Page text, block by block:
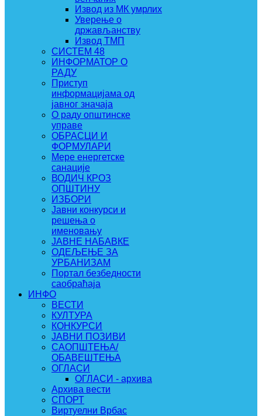
Извод из МК умрлих
Уверење о
држављанству
Извод ТМП
СИСТЕМ 48
ИНФОРМАТОР О
РАДУ
Приступ
информацијама од
јавног значаја
О раду општинске
управе
ОБРАСЦИ И
ФОРМУЛАРИ
Мере енергетске
санације
ВОДИЧ КРОЗ
ОПШТИНУ
ИЗБОРИ
Јавни конкурси и
решења о
именовању
ЈАВНЕ НАБАВКЕ
ОДЕЉЕЊЕ ЗА
УРБАНИЗАМ
Портал безбедности
саобраћаја
ИНФО
ВЕСТИ
КУЛТУРА
КОНКУРСИ
ЈАВНИ ПОЗИВИ
САОПШТЕЊА/
ОБАВЕШТЕЊА
ОГЛАСИ
ОГЛАСИ - архива
Архива вести
СПОРТ
Виртуелни Врбас